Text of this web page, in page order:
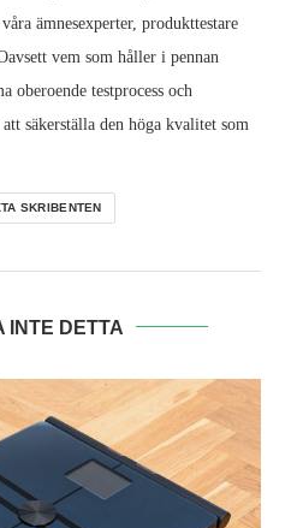
ämnesexperter, produkttestare
vem som håller i pennan
oberoende testprocess och
säkerställa den höga kvalitet som
SKRIBENTEN
INTE DETTA